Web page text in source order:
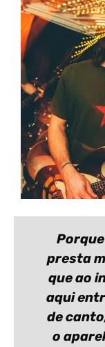
presta
que ao
aqui
de
o